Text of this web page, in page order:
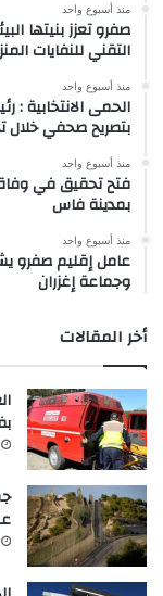
منذ أسبوع واحد
صفرو تعزز بنيتها
التقني للنفايات
منذ أسبوع واحد
الحمى الانتخابية
بتصريح صحفي
منذ أسبوع واحد
فتح تحقيق في
بمدينة فاس
منذ أسبوع واحد
عامل إقليم صفرو
وجماعة إغزران
أخر المقالات